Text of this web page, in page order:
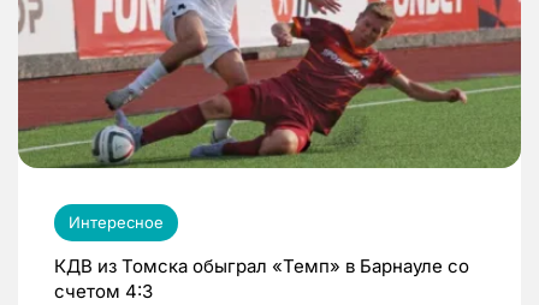
Интересное
КДВ из Томска обыграл «Темп» в Барнауле со
счетом 4:3